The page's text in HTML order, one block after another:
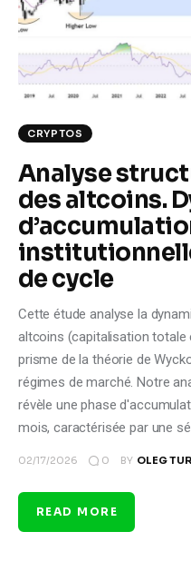
Climate
Markets
Shop
CRYPTOS
Analyse
des altcoins.
de cycle
Cette étude analyse la
altcoins (capitalisation totale
prisme de la théorie de
régimes de marché. Notre
révèle une phase
mois, caractérisée par une
02/17/2026 0 BY OLEG
READ MORE